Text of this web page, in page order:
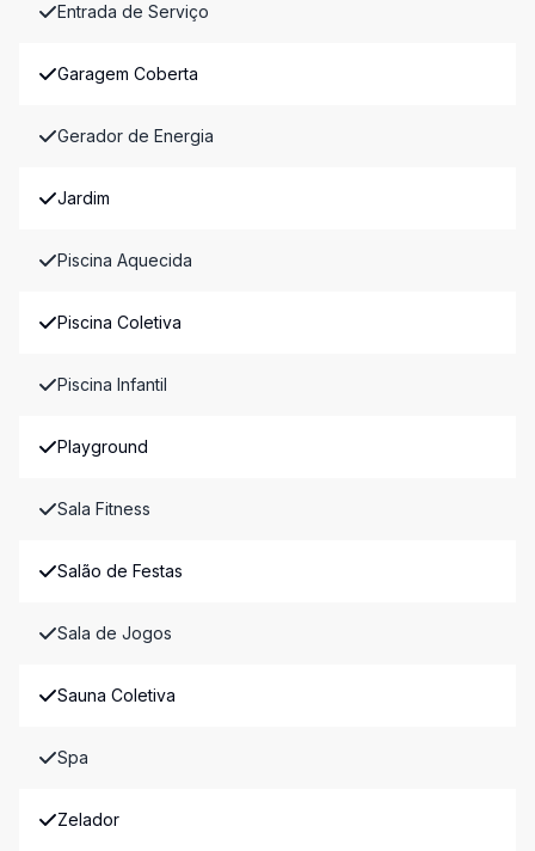
Entrada de Serviço
Garagem Coberta
Gerador de Energia
Jardim
Piscina Aquecida
Piscina Coletiva
Piscina Infantil
Playground
Sala Fitness
Salão de Festas
Sala de Jogos
Sauna Coletiva
Spa
Zelador